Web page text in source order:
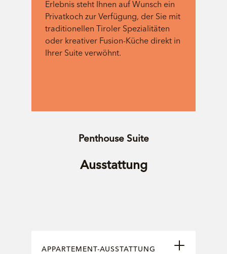
Erlebnis steht Ihnen auf Wunsch ein
Privatkoch zur Verfügung, der Sie mit
traditionellen Tiroler Spezialitäten
oder kreativer Fusion-Küche direkt in
Ihrer Suite verwöhnt.
Penthouse Suite
Ausstattung
APPARTEMENT-AUSSTATTUNG